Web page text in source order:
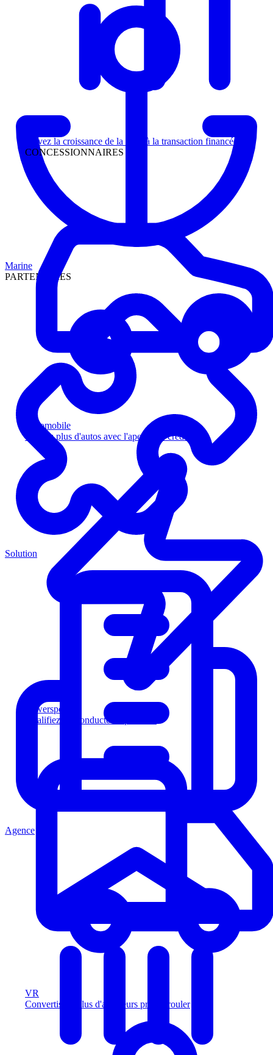
Suivez la croissance de la piste à la transaction financée
CONCESSIONNAIRES
Automobile
Vendez plus d'autos avec l'aperçu de crédit
Powersports
Qualifiez les conducteurs plus vite
VR
Convertissez plus d'acheteurs prêts à rouler
Marine
PARTENAIRES
Solution
Agence